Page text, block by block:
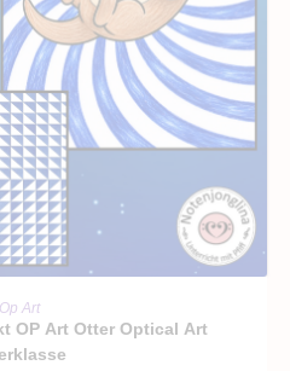
Op Art
OP Art Otter Optical Art